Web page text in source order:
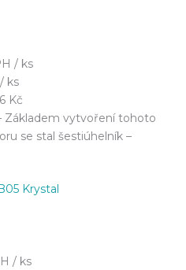
/ ks
ks
Kč
Základem vytvoření tohoto
se stal šestiúhelník –
Krystal
/ ks